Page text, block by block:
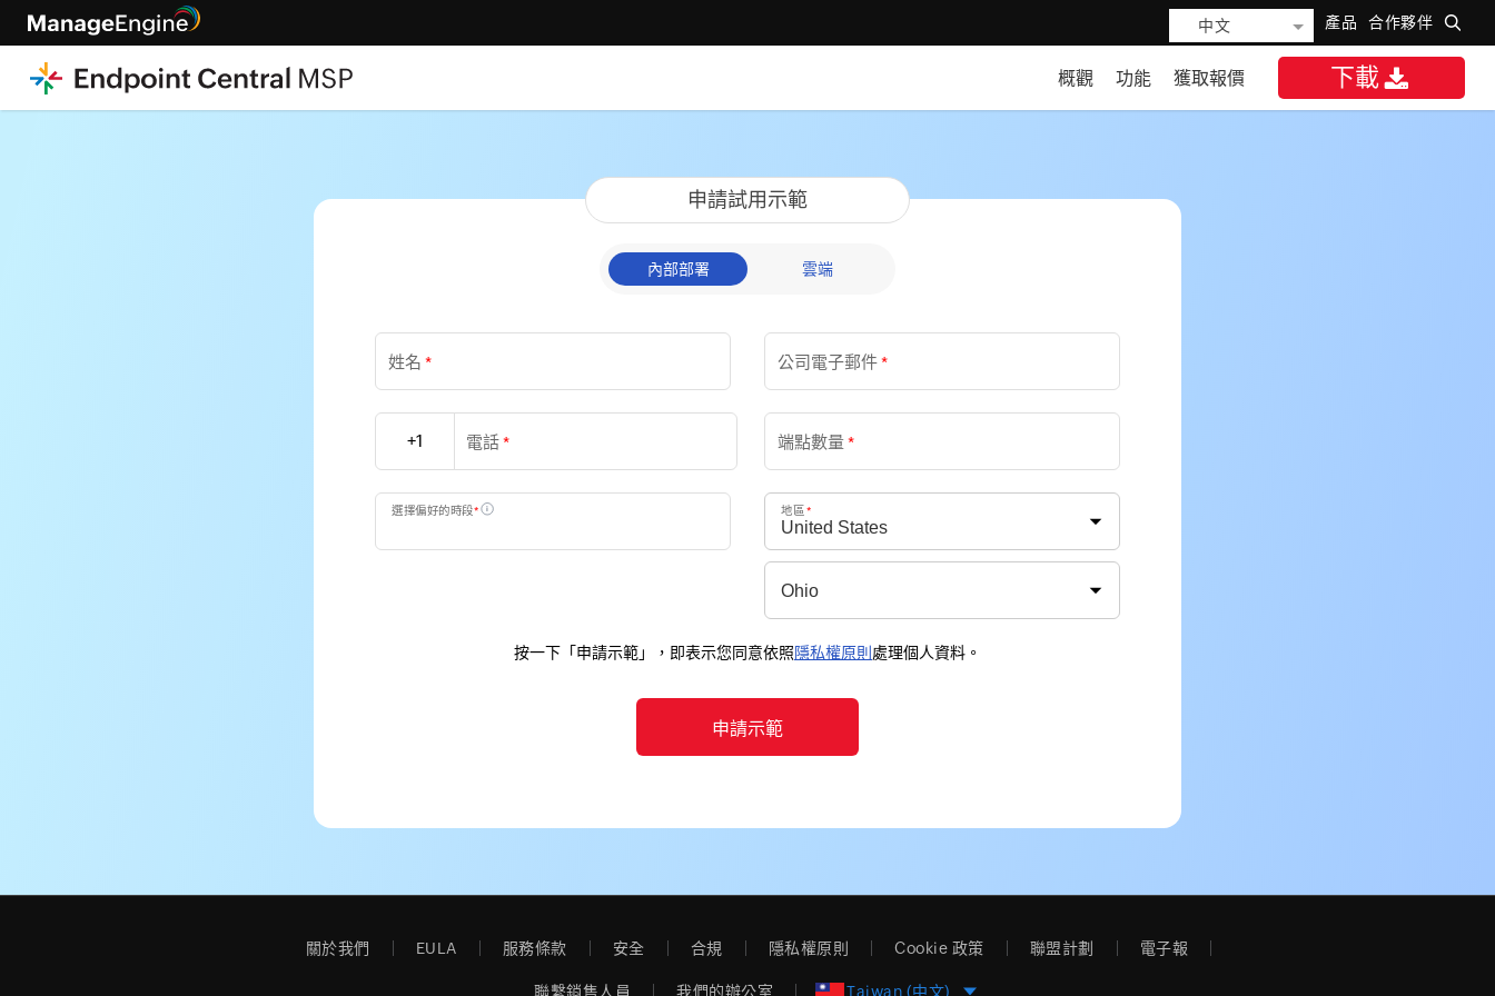
中文 產品 合作夥伴
下載
概觀 功能 獲取報價
申請試用示範
內部部署 雲端
姓名 * 公司電子郵件*
+1 電話* 端點數量*
選擇偏好的時段* i 地區*
按一下「申請示範」，即表示您同意依照隱私權原則 處理個人資料。
關於我們 EULA 服務條款 安全 合規 隱私權原則 Cookie 政策 聯盟計劃 電子報
聯繫銷售人員 我們的辦公室 Taiwan (中文)